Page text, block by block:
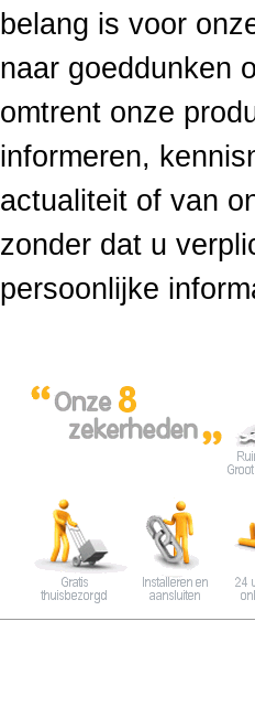
belang is voor
naar goeddunken
omtrent onze
informeren,
actualiteit of van
zonder dat u
persoonlijke